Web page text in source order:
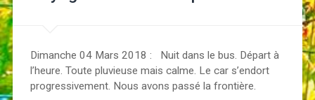
Dimanche 04 Mars 2018 : Nuit dans le bus. Départ à
l’heure. Toute pluvieuse mais calme. Le car s’endort
progressivement. Nous avons passé la frontière.